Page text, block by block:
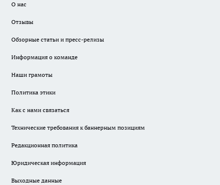
О нас
Отзывы
Обзорные статьи и пресс-релизы
Информация о команде
Наши грамоты
Политика этики
Как с нами связаться
Технические требования к баннерным позициям
Редакционная политика
Юридическая информация
Выходные данные